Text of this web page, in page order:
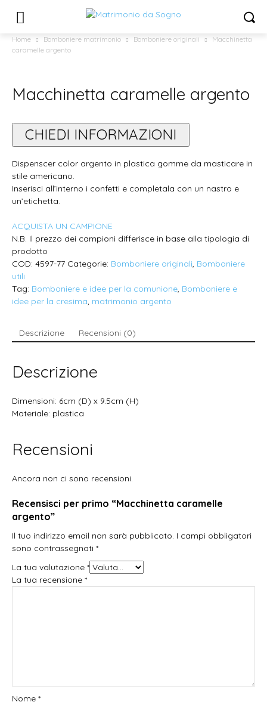
Home Bomboniere matrimonio Bomboniere originali
Macchinetta
caramelle argento
Macchinetta caramelle argento
CHIEDI INFORMAZIONI
Dispenscer color argento in plastica gomme da masticare in
stile americano.
Inserisci all’interno i confetti e completala con un nastro e
un’etichetta.
ACQUISTA UN CAMPIONE
N.B. Il prezzo dei campioni differisce in base alla tipologia di
prodotto
COD: 4597-77 Categorie: Bomboniere originali Bomboniere
utili
Tag: Bomboniere e idee per la comunione Bomboniere e
idee per la cresima matrimonio argento
Descrizione Recensioni (0)
Descrizione
Dimensioni: 6cm (D) x 9.5cm (H)
Materiale: plastica
Recensioni
Ancora non ci sono recensioni.
Recensisci per primo “Macchinetta caramelle
argento”
Il tuo indirizzo email non sarà pubblicato. I campi obbligatori
sono contrassegnati *
La tua valutazione *
La tua recensione *
Nome *